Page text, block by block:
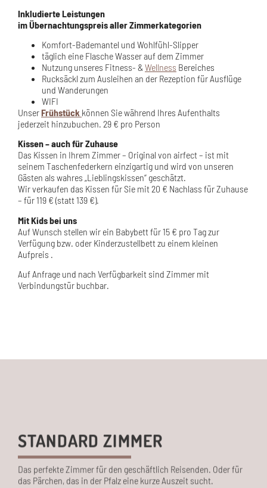
Inkludierte Leistungen
im Übernachtungspreis aller Zimmerkategorien
Komfort-Bademantel und Wohlfühl-Slipper
täglich eine Flasche Wasser auf dem Zimmer
Nutzung unseres Fitness- & Wellness Bereiches
Rucksäckl zum Ausleihen an der Rezeption für Ausflüge
und Wanderungen
WIFI
UnserFrühstück können Sie während Ihres Aufenthalts
jederzeit hinzubuchen. 29 € pro Person
Kissen – auch für Zuhause
Das Kissen in Ihrem Zimmer – Original von airfect – ist mit
seinem Taschenfederkern einzigartig und wird von unseren
Gästen als wahres „Lieblingskissen“ geschätzt.
Wir verkaufen das Kissen für Sie mit 20 € Nachlass für Zuhause
– für 119 € (statt 139 €).
Mit Kids bei uns
Auf Wunsch stellen wir ein Babybett für 15 € pro Tag zur
Verfügung bzw. oder Kinderzustellbett zu einem kleinen
Aufpreis .
Auf Anfrage und nach Verfügbarkeit sind Zimmer mit
Verbindungstür buchbar.
STANDARD ZIMMER
Das perfekte Zimmer für den geschäftlich Reisenden. Oder für
das Pärchen, das in der Pfalz eine kurze Auszeit sucht.